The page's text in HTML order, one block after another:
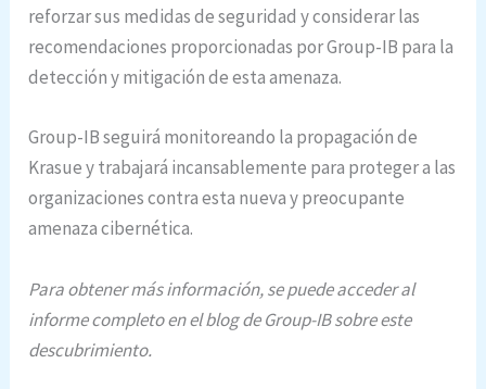
reforzar sus medidas de seguridad y considerar las
recomendaciones proporcionadas por Group-IB para la
detección y mitigación de esta amenaza.
Group-IB seguirá monitoreando la propagación de
Krasue y trabajará incansablemente para proteger a las
organizaciones contra esta nueva y preocupante
amenaza cibernética.
Para obtener más información, se puede acceder al
informe completo en el blog de Group-IB sobre este
descubrimiento.